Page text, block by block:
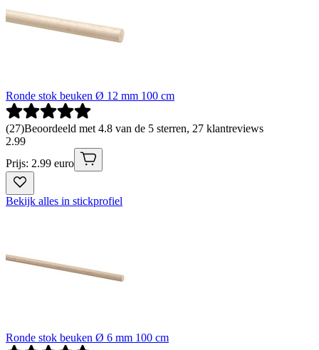
Ronde stok beuken Ø 12 mm 100 cm
(27)Beoordeeld met 4.8 van de 5 sterren, 27 klantreviews
2.99
Prijs: 2.99 euro
Bekijk alles in stickprofiel
Ronde stok beuken Ø 6 mm 100 cm